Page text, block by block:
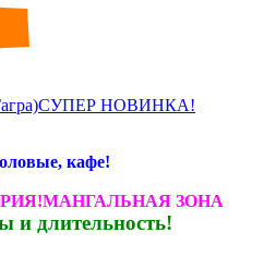
НОВИНКА!
кафе!
ЗОНА
и длительность!